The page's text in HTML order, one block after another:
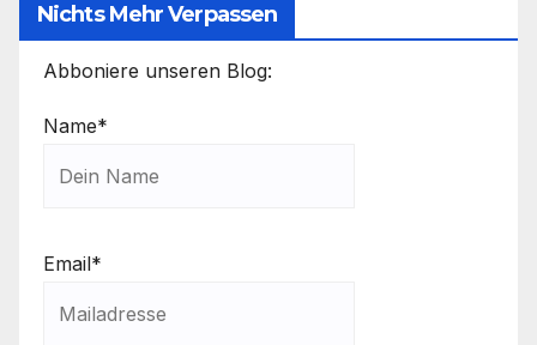
Nichts Mehr Verpassen
Abboniere unseren Blog:
Name*
Email*